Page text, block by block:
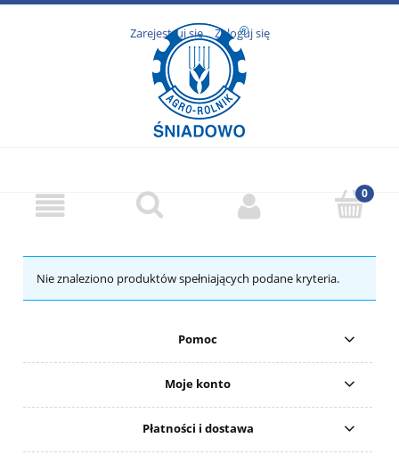
Zarejestruj się Zaloguj się
Nie znaleziono produktów spełniających podane kryteria.
Pomoc
Moje konto
Płatności i dostawa